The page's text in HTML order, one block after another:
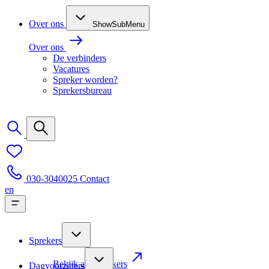
Over ons ShowSubMenu
Over ons
De verbinders
Vacatures
Spreker worden?
Sprekersbureau
030-3040025 Contact
en
Sprekers
Bekijk alle sprekers
Dagvoorzitters